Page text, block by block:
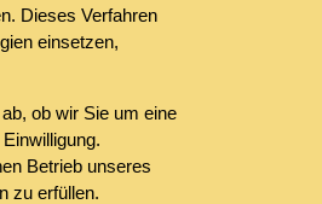
Dieses Verfahren
einsetzen,
ob wir Sie um eine
Betrieb unseres
zu erfüllen.